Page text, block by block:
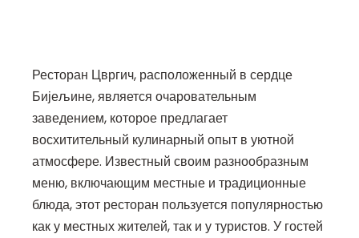
Ресторан Цвргич, расположенный в сердце
Бијељине, является очаровательным
заведением, которое предлагает
восхитительный кулинарный опыт в уютной
атмосфере. Известный своим разнообразным
меню, включающим местные и традиционные
блюда, этот ресторан пользуется популярностью
как у местных жителей, так и у туристов. У гостей